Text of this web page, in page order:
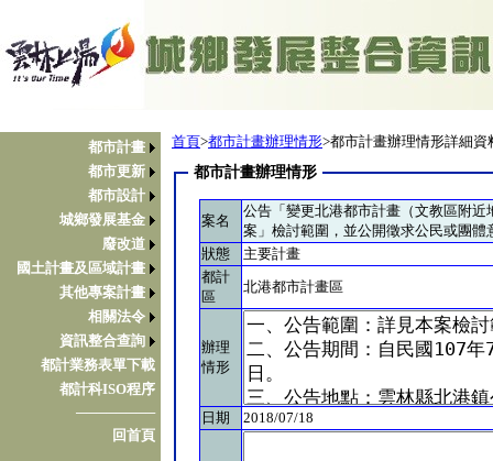
都市計畫
都市更新
都市設計
城鄉發展基金
廢改道
國土計畫及區域計畫
其他專案計畫
相關法令
資訊整合查詢
都計業務表單下載
都計科ISO程序
────────
回首頁
首頁>都市計畫辦理情形>都市計畫辦理情形詳細資
都市計畫辦理情形
案名
公告「變更北港都市計畫（文教區附
案」檢討範圍，並公開徵求公民或團體
狀態
主要計畫
都計
區
北港都市計畫區
辦理
情形
日期 2018/07/18